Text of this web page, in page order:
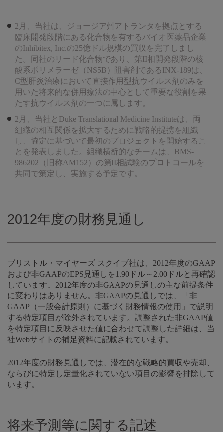
2月、当社は、ジョージア州アトランタを拠点とする
臨床開発段階にある化合物を有するバイオ医薬品企業
のInhibitex, Inc.の25億ドル規模の買収を完了しまし
た。同社のリード化合物であり、第II相開発段階の核
酸系ポリメラーゼ（NS5B）阻害剤であるINX-189は、
C型肝炎治療において直接作用型抗ウイルス剤のみを
用いた将来的な併用療法の中心として重要な役割を果
たす抗ウイルス剤の一つに属します。
2月、当社とDuke Translational Medicine Instituteは、両
組織の相互関係を拡大するために戦略的提携を組織
し、協定に基づいて最初のプロジェクトを開始するこ
とを発表しました。組織横断的なチームは、BMS-
986202（旧称AM152）の第II相試験のプロトコールを
共同で策定し、実施する予定です。
2012年度の財務見通し
ブリストル・マイヤーズ スクイブ社は、2012年度のGAAP
および非GAAPのEPS見通しを1.90ドル～2.00ドルと再確認
しています。2012年度の非GAAPの見通しの主な前提条件
に変わりはありません。非GAAPの見通しでは、「非
GAAP（一般会計原則）に基づく財務情報の使用」で説明
する特定項目が除外されています。調整された非GAAP値
を特定項目に反映させた値に合わせて調整した詳細は、当
社Webサイトの補足資料に記載されています。
2012年度の財務見通しでは、潜在的な戦略的買収や売却、
ならびに特定し定量化されていない項目の影響を排除して
います。
将来予測等に関する記述